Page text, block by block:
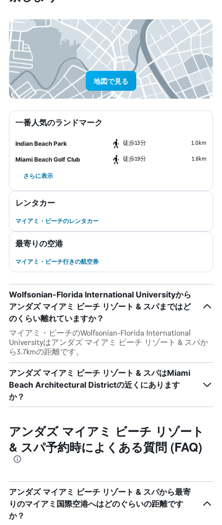
地図で見る
一番人気のランドマーク
Indian Beach Park ​徒歩13分 1.0km
Miami Beach Golf Club ​徒歩19分 1.6km
さらに表示
レンタカー
マイアミ・ビーチのレンタカー
最寄りの空港
マイアミ・ビーチ行きの航空券
Wolfsonian-Florida International Universityから
アンダズ マイアミ ビーチ リゾート & スパまではど
のくらい離れていますか？
マイアミ・ビーチのWolfsonian-Florida International
Universityはアンダズ マイアミ ビーチ リゾート & スパか
ら3.7kmの距離です。
アンダズ マイアミ ビーチ リゾート & スパはMiami
Beach Architectural Districtの近くにあります
か？
アンダズ マイアミ ビーチ リゾート
& スパ予約時によくある質問 (FAQ)
アンダズ マイアミ ビーチ リゾート & スパから最寄
りのマイアミ国際空港へはどのぐらいの距離です
か？